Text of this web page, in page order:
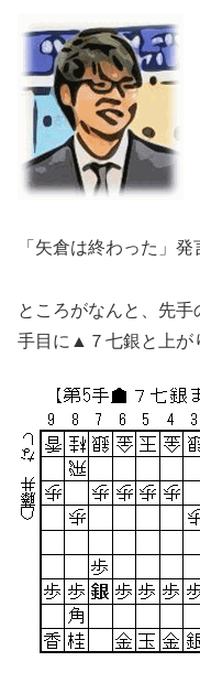
「矢倉は終わった」
ところがなんと、先
手目に▲７七銀と上が